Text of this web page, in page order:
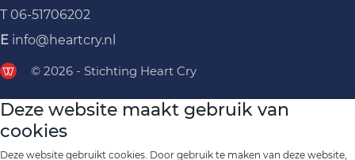
T 06-51706202
E info@heartcry.nl
© 2026 - Stichting Heart Cry
Deze website maakt gebruik van
cookies
Deze website gebruikt cookies. Door gebruik te maken van deze website,